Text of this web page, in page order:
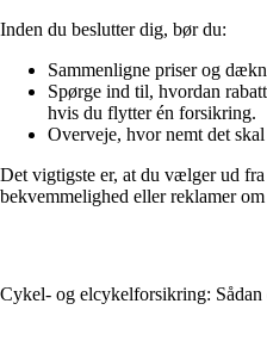
Inden du beslutter dig, bør du:
Sammenligne priser og
Spørge ind til, hvordan
hvis du flytter én forsikring.
Overveje, hvor nemt det
Det vigtigste er, at du vælger ud
bekvemmelighed eller reklamer om
Cykel- og elcykelforsikring: